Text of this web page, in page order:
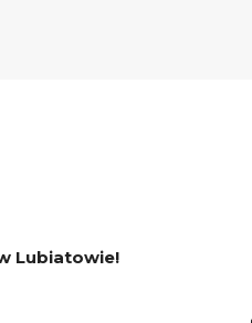
Lubiatowie!